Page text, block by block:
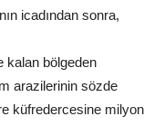
icadından sonra,
kalan bölgeden
arazilerinin sözde
küfredercesine milyon